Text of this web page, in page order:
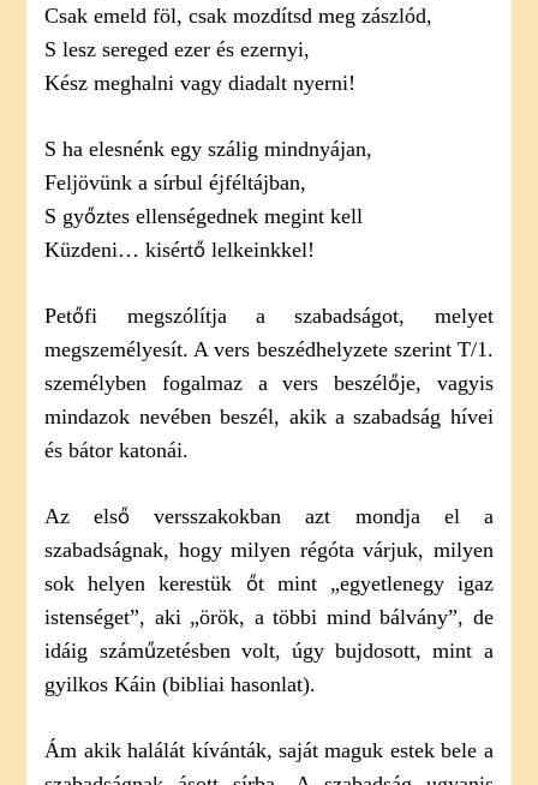
Csak emeld föl, csak mozdítsd meg zászlód,
S lesz sereged ezer és ezernyi,
Kész meghalni vagy diadalt nyerni!
S ha elesnénk egy szálig mindnyájan,
Feljövünk a sírbul éjféltájban,
S győztes ellenségednek megint kell
Küzdeni… kisértő lelkeinkkel!
Petőfi megszólítja a szabadságot, melyet
megszemélyesít. A vers beszédhelyzete szerint T/1.
személyben fogalmaz a vers beszélője, vagyis
mindazok nevében beszél, akik a szabadság hívei
és bátor katonái.
Az első versszakokban azt mondja el a
szabadságnak, hogy milyen régóta várjuk, milyen
sok helyen kerestük őt mint „egyetlenegy igaz
istenséget”, aki „örök, a többi mind bálvány”, de
idáig száműzetésben volt, úgy bujdosott, mint a
gyilkos Káin (bibliai hasonlat).
Ám akik halálát kívánták, saját maguk estek bele a